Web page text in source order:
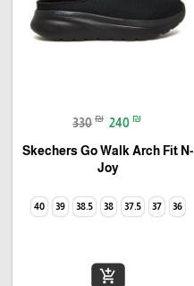
330 ₪ 240 ₪
Skechers Go Walk Arch Fit N-
Joy
36
37
37.5
38
38.5
39
40
add_shopping_cart